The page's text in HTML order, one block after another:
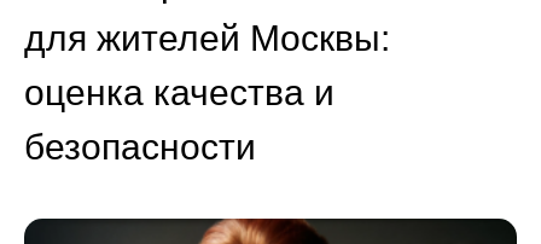
для жителей Москвы:
оценка качества и
безопасности